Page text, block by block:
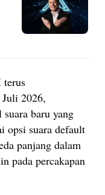
terus
Juli 2026,
baru yang
opsi suara default
panjang dalam
pada percakapan